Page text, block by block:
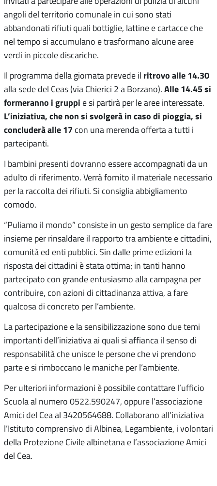
angoli del territorio comunale in cui sono stati
abbandonati rifiuti quali bottiglie, lattine e cartacce che
nel tempo si accumulano e trasformano alcune aree
verdi in piccole discariche.
Il programma della giornata prevede il ritrovo alle 14.30
alla sede del Ceas (via Chierici 2 a Borzano). Alle 14.45 si
formeranno i gruppi e si partirà per le aree interessate.
L’iniziativa, che non si svolgerà in caso di pioggia, si
concluderà alle 17 con una merenda offerta a tutti i
partecipanti.
I bambini presenti dovranno essere accompagnati da un
adulto di riferimento. Verrà fornito il materiale necessario
per la raccolta dei rifiuti. Si consiglia abbigliamento
comodo.
“Puliamo il mondo” consiste in un gesto semplice da fare
insieme per rinsaldare il rapporto tra ambiente e cittadini,
comunità ed enti pubblici. Sin dalle prime edizioni la
risposta dei cittadini è stata ottima; in tanti hanno
partecipato con grande entusiasmo alla campagna per
contribuire, con azioni di cittadinanza attiva, a fare
qualcosa di concreto per l’ambiente.
La partecipazione e la sensibilizzazione sono due temi
importanti dell’iniziativa ai quali si affianca il senso di
responsabilità che unisce le persone che vi prendono
parte e si rimboccano le maniche per l’ambiente.
Per ulteriori informazioni è possibile contattare l’ufficio
Scuola al numero 0522.590247, oppure l’associazione
Amici del Cea al 3420564688. Collaborano all’iniziativa
l’Istituto comprensivo di Albinea, Legambiente, i volontari
della Protezione Civile albinetana e l’associazione Amici
del Cea.